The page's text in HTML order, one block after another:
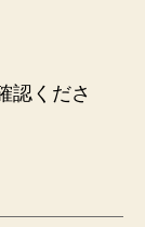
認くださ